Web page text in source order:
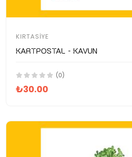
KIRTASIYE
Kartpostal - Kavun
(0)
₺30.00